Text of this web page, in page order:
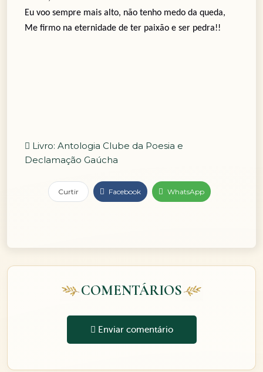
Eu voo sempre mais alto, não tenho medo da queda,
Me firmo na eternidade de ter paixão e ser pedra!!
Livro: Antologia Clube da Poesia e
Declamação Gaúcha
Curtir Facebook WhatsApp
COMENTÁRIOS
Enviar comentário